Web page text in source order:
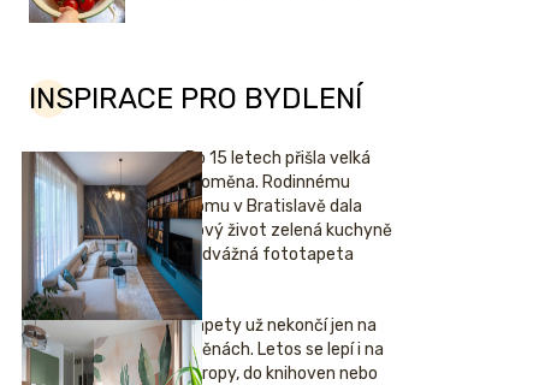
INSPIRACE PRO BYDLENÍ
Po 15 letech přišla velká
proměna. Rodinnému
domu v Bratislavě dala
nový život zelená kuchyně
i odvážná fototapeta
Tapety už nekončí jen na
stěnách. Letos se lepí i na
stropy, do knihoven nebo